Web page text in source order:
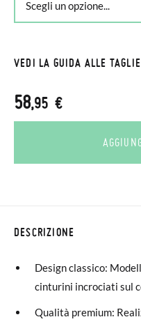
VEDI LA GUIDA ALLE TAGLIE
58,95 €
DESCRIZIONE
Design classico:
cinturini incrociati sul
Qualità premium: